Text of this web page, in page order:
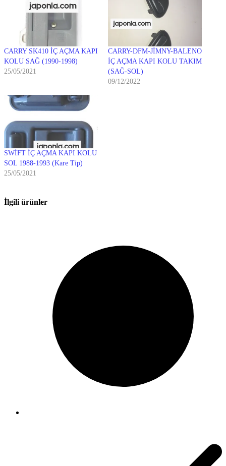
CARRY SK410 İÇ AÇMA KAPI
KOLU SAĞ (1990-1998)
25/05/2021
CARRY-DFM-JİMNY-BALENO
İÇ AÇMA KAPI KOLU TAKIM
(SAĞ-SOL)
09/12/2022
SWİFT İÇ AÇMA KAPI KOLU
SOL 1988-1993 (Kare Tip)
25/05/2021
İlgili ürünler